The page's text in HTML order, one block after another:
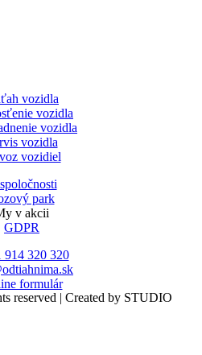
vozidla
vozidla
vozidla
vozidla
vozidiel
park
v akcii
GDPR
914 320 320
formulár
reserved | Created by STUDIO